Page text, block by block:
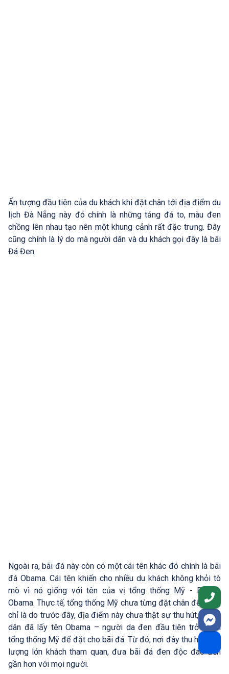
Ấn tượng đầu tiên của du khách khi đặt chân tới địa điểm du
lịch Đà Nẵng này đó chính là những tảng đá to, màu đen
chồng lên nhau tạo nên một khung cảnh rất đặc trưng. Đây
cũng chính là lý do mà người dân và du khách gọi đây là bãi
Đá Đen.
Ngoài ra, bãi đá này còn có một cái tên khác đó chính là bãi
đá Obama. Cái tên khiến cho nhiều du khách không khỏi tò
mò vì nó giống với tên của vị tổng thống Mỹ - Barack
Obama. Thực tế, tổng thống Mỹ chưa từng đặt chân đến đây,
chỉ là do trước đây, địa điểm này chưa thật sự thu hút, người
dân đã lấy tên Obama – người da đen đầu tiên trở thành
tổng thống Mỹ để đặt cho bãi đá. Từ đó, nơi đây thu hút một
lượng lớn khách tham quan, đưa bãi đá đen độc đáo đến
gần hơn với mọi người.